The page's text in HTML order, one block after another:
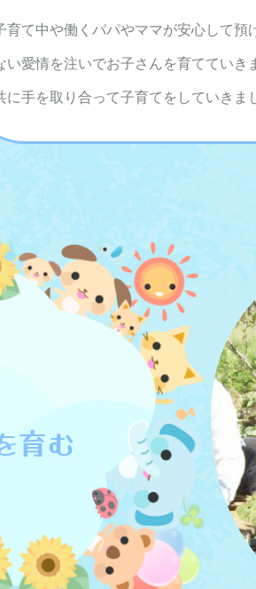
育て中や働くパパやママが安心して預
い愛情を注いでお子さんを育てていき
に手を取り合って子育てをしていきま
育む